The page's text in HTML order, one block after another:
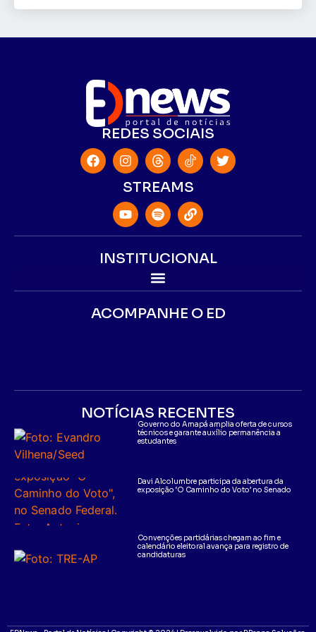
REDES SOCIAIS
STREAMS
INSTITUCIONAL
ACOMPANHE O ED
NOTÍCIAS RECENTES
Governo do Amapá amplia oferta de cursos
técnicos e garante auxílio permanência a
estudantes
Davi Alcolumbre participa da abertura da
exposição ‘O Caminho do Voto’ no Senado
Convenções partidárias chegam ao fim e
calendário eleitoral avança para registro de
candidaturas